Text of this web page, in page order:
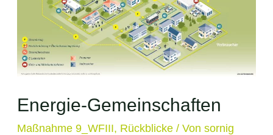
Energie-Gemeinschaften
Maßnahme 9_WFIII, Rückblicke/ Von sornig